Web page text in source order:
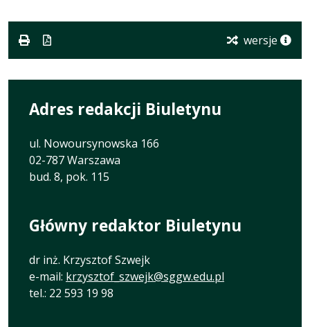
wersje
Adres redakcji Biuletynu
ul. Nowoursynowska 166
02-787 Warszawa
bud. 8, pok. 115
Główny redaktor Biuletynu
dr inż. Krzysztof Szwejk
e-mail: krzysztof_szwejk@sggw.edu.pl
tel.: 22 593 19 98